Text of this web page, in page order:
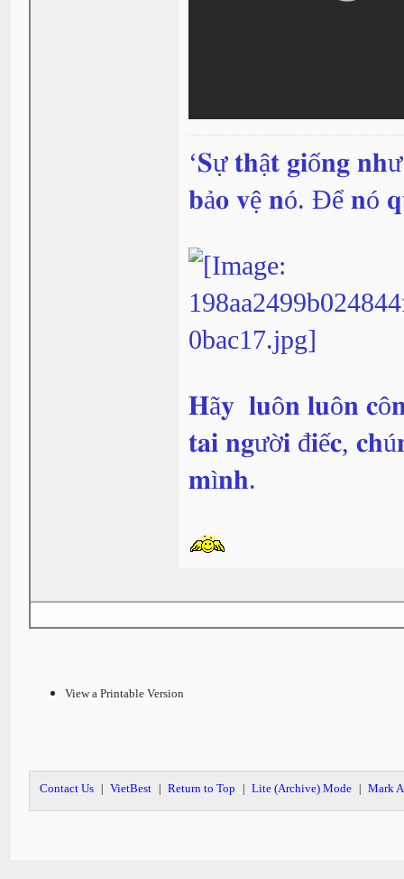
‘𝐒ự 𝐭𝐡ậ𝐭 𝐠𝐢ố𝐧𝐠
𝐛ả𝐨 𝐯ệ 𝐧ó. Để 𝐧ó
𝐇ã𝐲 𝐥𝐮ô𝐧 𝐥𝐮ô𝐧
𝐭𝐚𝐢 𝐧𝐠ườ𝐢 đ𝐢ế𝐜,
𝐦ì𝐧𝐡.
View a Printable Version
Contact Us VietBest Return to Top Lite (Archive) Mode Mark